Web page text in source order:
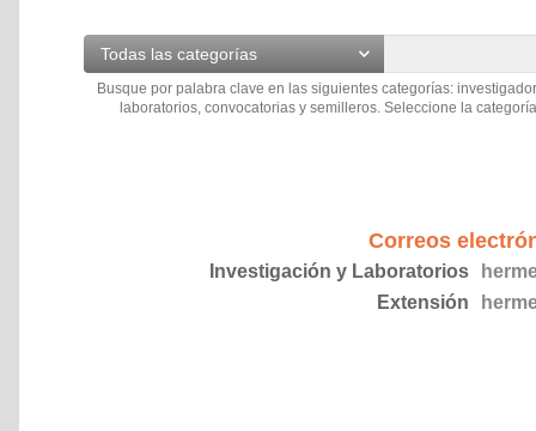
Todas las categorías
Busque por palabra clave en las siguientes categorías:
laboratorios, convocatorias y semilleros. Seleccione la
Correos
Investigación y Laboratorios
Extensión